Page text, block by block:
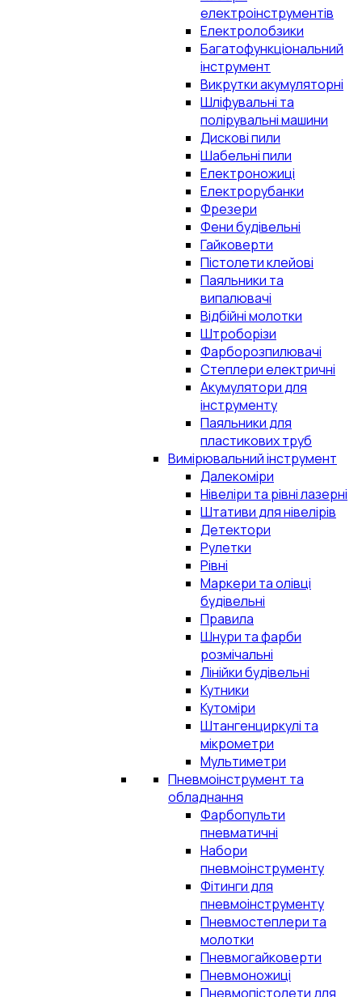
електроінструментів
Електролобзики
Багатофункціональний
інструмент
Викрутки акумуляторні
Шліфувальні та
полірувальні машини
Дискові пили
Шабельні пили
Електроножиці
Електрорубанки
Фрезери
Фени будівельні
Гайковерти
Пістолети клейові
Паяльники та
випалювачі
Відбійні молотки
Штроборізи
Фарборозпилювачі
Степлери електричні
Акумулятори для
інструменту
Паяльники для
пластикових труб
Вимірювальний інструмент
Далекоміри
Нівеліри та рівні лазерні
Штативи для нівелірів
Детектори
Рулетки
Рівні
Маркери та олівці
будівельні
Правила
Шнури та фарби
розмічальні
Лінійки будівельні
Кутники
Кутоміри
Штангенциркулі та
мікрометри
Мультиметри
Пневмоінструмент та
обладнання
Фарбопульти
пневматичні
Набори
пневмоінструменту
Фітинги для
пневмоінструменту
Пневмостеплери та
молотки
Пневмогайковерти
Пневмоножиці
Пневмопістолети для